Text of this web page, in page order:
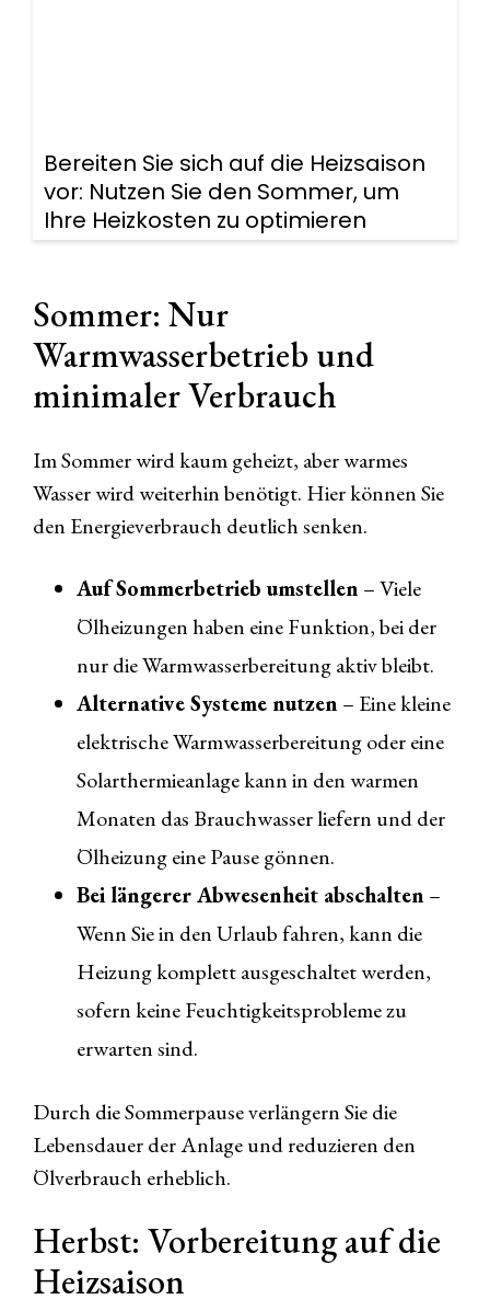
Bereiten Sie sich auf die Heizsaison
vor: Nutzen Sie den Sommer, um
Ihre Heizkosten zu optimieren
Sommer: Nur
Warmwasserbetrieb und
minimaler Verbrauch
Im Sommer wird kaum geheizt, aber warmes
Wasser wird weiterhin benötigt. Hier können Sie
den Energieverbrauch deutlich senken.
Auf Sommerbetrieb umstellen – Viele
Ölheizungen haben eine Funktion, bei der
nur die Warmwasserbereitung aktiv bleibt.
Alternative Systeme nutzen – Eine kleine
elektrische Warmwasserbereitung oder eine
Solarthermieanlage kann in den warmen
Monaten das Brauchwasser liefern und der
Ölheizung eine Pause gönnen.
Bei längerer Abwesenheit abschalten –
Wenn Sie in den Urlaub fahren, kann die
Heizung komplett ausgeschaltet werden,
sofern keine Feuchtigkeitsprobleme zu
erwarten sind.
Durch die Sommerpause verlängern Sie die
Lebensdauer der Anlage und reduzieren den
Ölverbrauch erheblich.
Herbst: Vorbereitung auf die
Heizsaison